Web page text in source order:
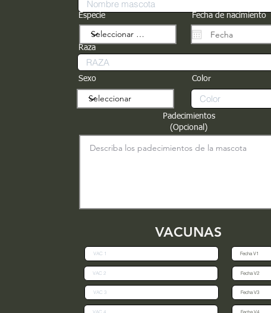
Especie Fecha de nacimiento
Raza
Sexo Color
Padecimientos
(Opcional)
VACUNAS